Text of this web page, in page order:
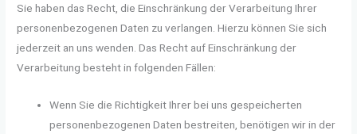
Sie haben das Recht, die Einschränkung der Verarbeitung Ihrer
personenbezogenen Daten zu verlangen. Hierzu können Sie sich
jederzeit an uns wenden. Das Recht auf Einschränkung der
Verarbeitung besteht in folgenden Fällen:
Wenn Sie die Richtigkeit Ihrer bei uns gespeicherten
personenbezogenen Daten bestreiten, benötigen wir in der